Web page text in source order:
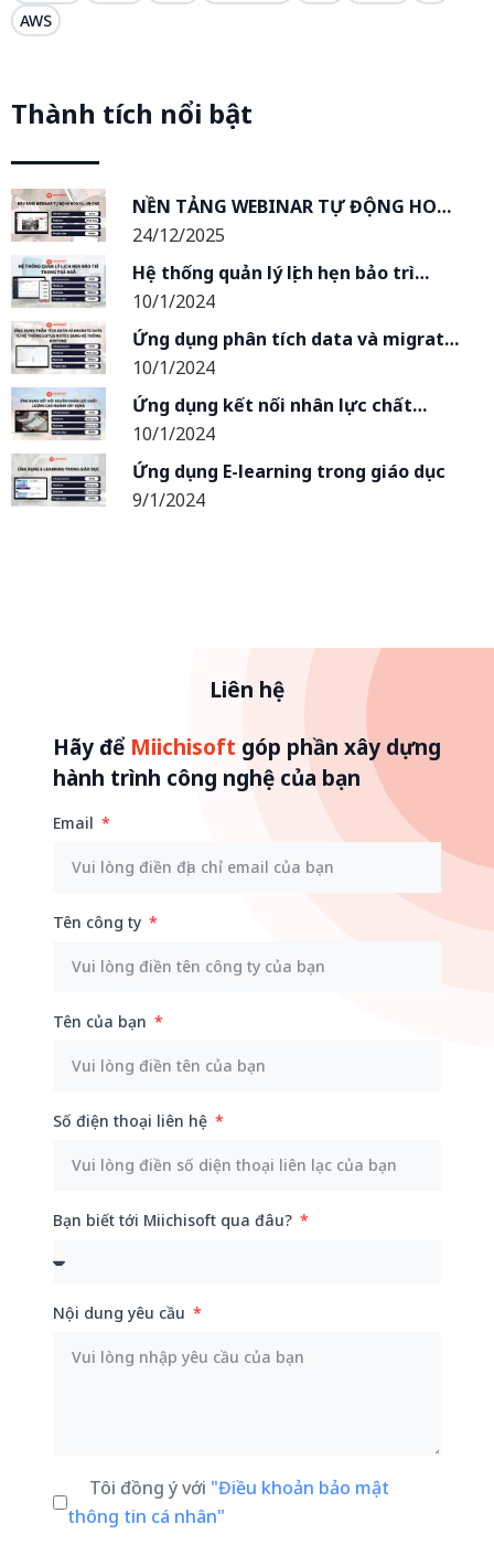
AWS
Thành tích nổi bật
NỀN TẢNG WEBINAR TỰ ĐỘNG HOÁ
ALL-IN-ONE
24/12/2025
Hệ thống quản lý lịch hẹn bảo trì
trong toà nhà
10/1/2024
Ứng dụng phân tích data và migrate
data từ hệ thống Lotus Notes sang
hệ thống Kintone
10/1/2024
Ứng dụng kết nối nhân lực chất
lượng cao trong ngành xây dựng
10/1/2024
Ứng dụng E-learning trong giáo dục
9/1/2024
Liên hệ
Hãy để Miichisoft góp phần xây dựng
hành trình công nghệ của bạn
Email
Tên công ty
Tên của bạn
Số điện thoại liên hệ
Bạn biết tới Miichisoft qua đâu?
Nội dung yêu cầu
Tôi đồng ý với "Điều khoản bảo mật
thông tin cá nhân"